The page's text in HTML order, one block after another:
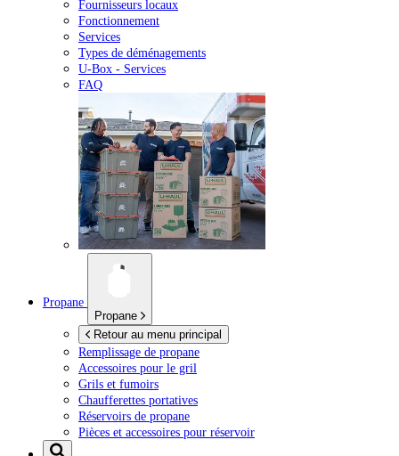
Fournisseurs locaux
Fonctionnement
Services
Types de déménagements
U-Box - Services
FAQ
Propane
Propane
Retour au menu principal
Remplissage de propane
Accessoires pour le gril
Grils et fumoirs
Chaufferettes portatives
Réservoirs de propane
Pièces et accessoires pour réservoir